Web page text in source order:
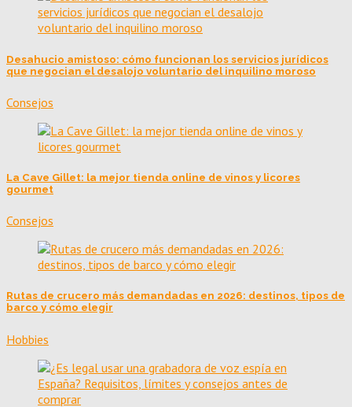
Desahucio amistoso: cómo funcionan los servicios jurídicos
que negocian el desalojo voluntario del inquilino moroso
Consejos
La Cave Gillet: la mejor tienda online de vinos y licores
gourmet
Consejos
Rutas de crucero más demandadas en 2026: destinos, tipos de
barco y cómo elegir
Hobbies